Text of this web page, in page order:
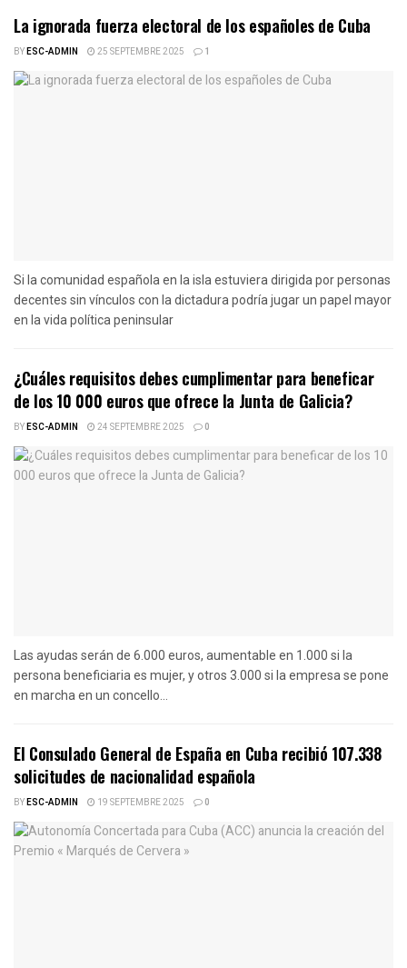
La ignorada fuerza electoral de los españoles de Cuba
BYESC-ADMIN 25 SEPTEMBRE 2025 1
Si la comunidad española en la isla estuviera dirigida por personas
decentes sin vínculos con la dictadura podría jugar un papel mayor
en la vida política peninsular
¿Cuáles requisitos debes cumplimentar para beneficar
de los 10 000 euros que ofrece la Junta de Galicia?
BYESC-ADMIN 24 SEPTEMBRE 2025 0
Las ayudas serán de 6.000 euros, aumentable en 1.000 si la
persona beneficiaria es mujer, y otros 3.000 si la empresa se pone
en marcha en un concello...
El Consulado General de España en Cuba recibió 107.338
solicitudes de nacionalidad española
BYESC-ADMIN 19 SEPTEMBRE 2025 0